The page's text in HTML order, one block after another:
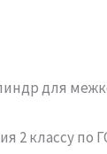
для
2 классу по